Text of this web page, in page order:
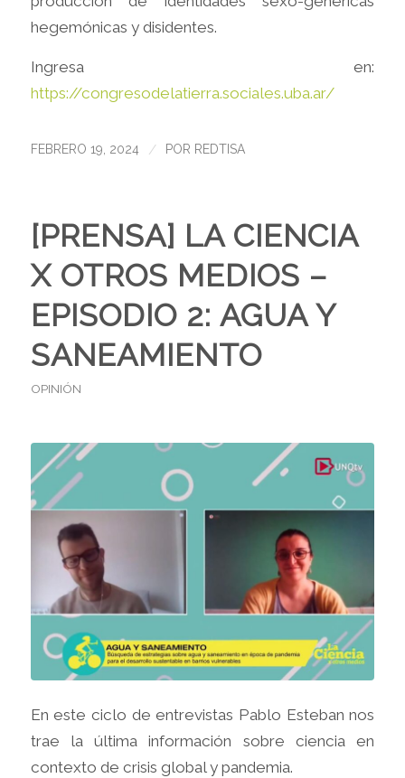
hegemónicas y disidentes.
Ingresa en:
https://congresodelatierra.sociales.uba.ar/
FEBRERO 19, 2024 / POR REDTISA
[PRENSA] LA CIENCIA
X OTROS MEDIOS –
EPISODIO 2: AGUA Y
SANEAMIENTO
OPINIÓN
En este ciclo de entrevistas Pablo Esteban nos
trae la última información sobre ciencia en
contexto de crisis global y pandemia.